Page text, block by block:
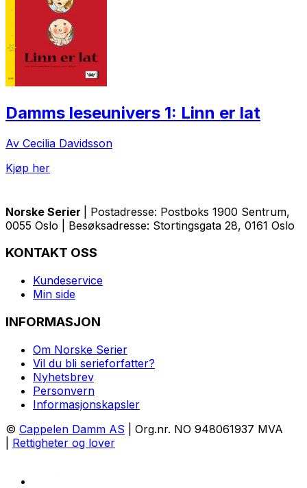
Damms leseunivers 1: Linn er lat
Av Cecilia Davidsson
Kjøp her
Norske Serier
| Postadresse: Postboks 1900 Sentrum,
0055 Oslo | Besøksadresse: Stortingsgata 28, 0161 Oslo
KONTAKT OSS
Kundeservice
Min side
INFORMASJON
Om Norske Serier
Vil du bli serieforfatter?
Nyhetsbrev
Personvern
Informasjonskapsler
© Cappelen Damm AS | Org.nr. NO 948061937 MVA
Rettigheter og lover